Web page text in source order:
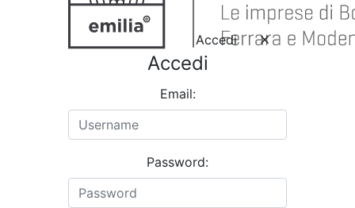
Accedi
Accedi
Email:
Password: